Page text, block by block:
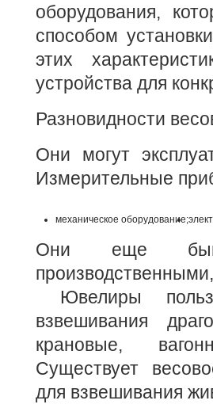
оборудования,
способом
этих
устройства для
Разновидности
Они могут
Измерительные
механическое оборудование;
Они еще
Ювелиры
взвешивания
крановые,
Существует
для взвешивания